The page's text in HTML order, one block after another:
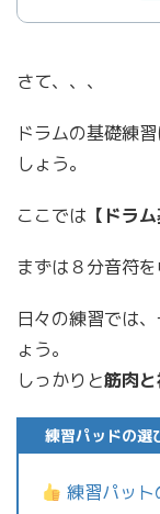
さて、、、
ドラムの基礎練
しょう。
ここでは 【ドラ
まずは８分音符
日々の練習では
ょう。
しっかりと筋肉
練習パッドの選
練習パッ